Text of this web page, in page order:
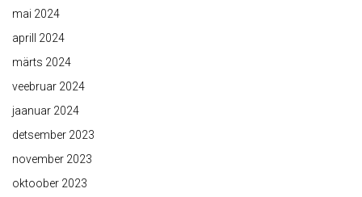
mai 2024
aprill 2024
märts 2024
veebruar 2024
jaanuar 2024
detsember 2023
november 2023
oktoober 2023